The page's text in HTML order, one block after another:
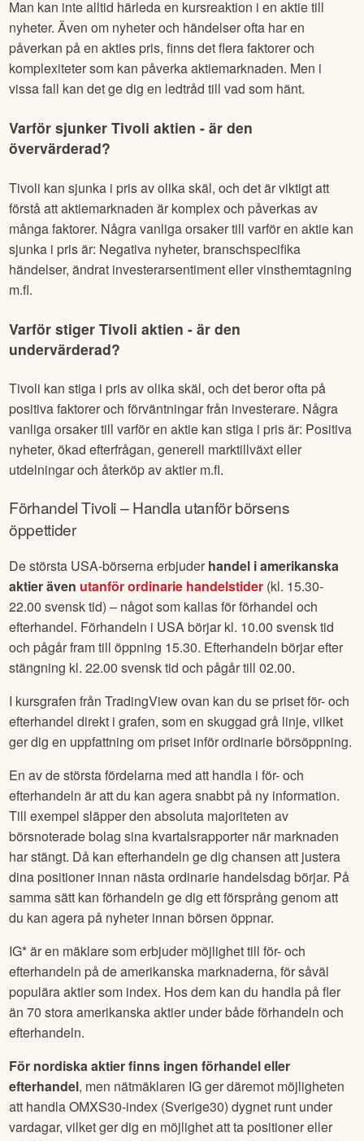
Man kan inte alltid härleda en kursreaktion i en aktie till
nyheter. Även om nyheter och händelser ofta har en
påverkan på en akties pris, finns det flera faktorer och
komplexiteter som kan påverka aktiemarknaden. Men i
vissa fall kan det ge dig en ledtråd till vad som hänt.
Varför sjunkerTivoli aktien - är den
övervärderad?
Tivoli kan sjunka i pris av olika skäl, och det är viktigt att
förstå att aktiemarknaden är komplex och påverkas av
många faktorer. Några vanliga orsaker till varför en aktie kan
sjunka i pris är: Negativa nyheter, branschspecifika
händelser, ändrat investerarsentiment eller vinsthemtagning
m.fl.
Varför stigerTivoli aktien - är den
undervärderad?
Tivoli kan stiga i pris av olika skäl, och det beror ofta på
positiva faktorer och förväntningar från investerare. Några
vanliga orsaker till varför en aktie kan stiga i pris är: Positiva
nyheter, ökad efterfrågan, generell marktillväxt eller
utdelningar och återköp av aktier m.fl.
FörhandelTivoli– Handla utanför börsens
öppettider
De största USA-börserna erbjuder handel i amerikanska
aktier även utanför ordinarie handelstider (kl. 15.30-
22.00 svensk tid) – något som kallas för förhandel och
efterhandel. Förhandeln i USA börjar kl. 10.00 svensk tid
och pågår fram till öppning 15.30. Efterhandeln börjar efter
stängning kl. 22.00 svensk tid och pågår till 02.00.
I kursgrafen från TradingView ovan kan du se priset för- och
efterhandel direkt i grafen, som en skuggad grå linje, vilket
ger dig en uppfattning om priset inför ordinarie börsöppning.
En av de största fördelarna med att handla i för- och
efterhandeln är att du kan agera snabbt på ny information.
Till exempel släpper den absoluta majoriteten av
börsnoterade bolag sina kvartalsrapporter när marknaden
har stängt. Då kan efterhandeln ge dig chansen att justera
dina positioner innan nästa ordinarie handelsdag börjar. På
samma sätt kan förhandeln ge dig ett försprång genom att
du kan agera på nyheter innan börsen öppnar.
IG* är en mäklare som erbjuder möjlighet till för- och
efterhandeln på de amerikanska marknaderna, för såväl
populära aktier som index. Hos dem kan du handla på fler
än 70 stora amerikanska aktier under både förhandeln och
efterhandeln.
För nordiska aktier finns ingen förhandel eller
efterhandel, men nätmäklaren IG ger däremot möjligheten
att handla OMXS30-index (Sverige30) dygnet runt under
vardagar, vilket ger dig en möjlighet att ta positioner eller